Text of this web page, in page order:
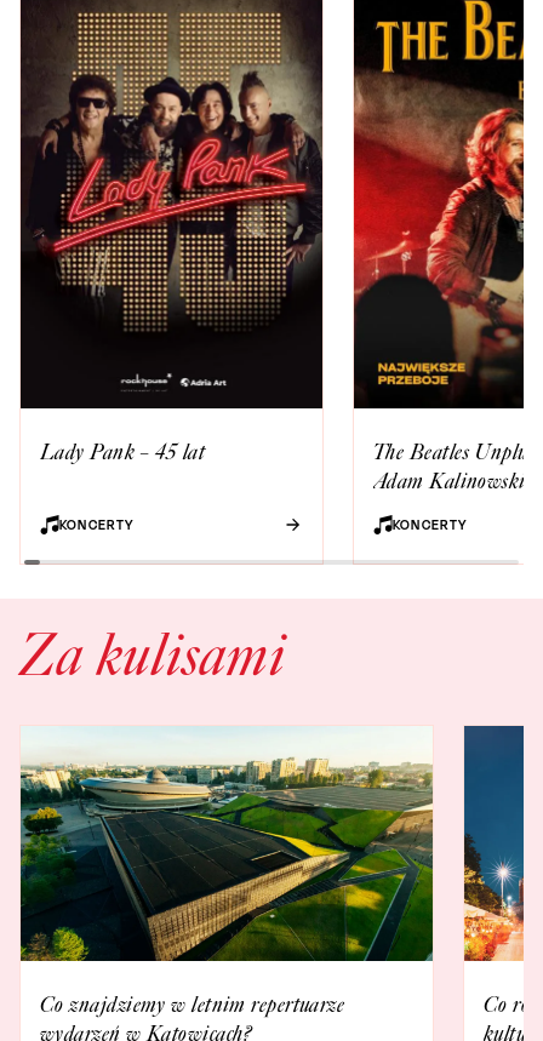
Lady Pank – 45 lat
KONCERTY
The Beatles
Adam Kalinowski
KONCERTY
Za kulisami
Co znajdziemy w letnim repertuarze
wydarzeń w Katowicach?
Co